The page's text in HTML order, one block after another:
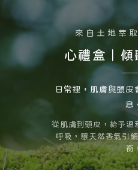
來自土地萃
心禮盒｜
日常裡，肌膚與頭皮
息
從肌膚到頭皮，給予溫
呼吸，讓天然香氣引
衡